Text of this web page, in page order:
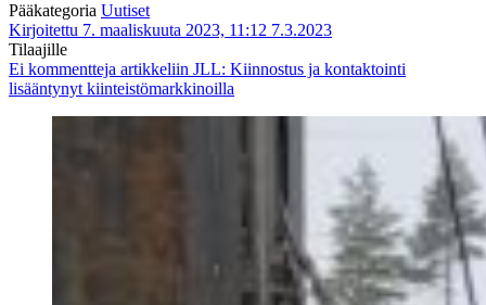
Pääkategoria Uutiset
Kirjoitettu 7. maaliskuuta 2023, 11:12 7.3.2023
Tilaajille
Ei kommentteja artikkeliin JLL: Kiinnostus ja kontaktointi
lisääntynyt kiinteistömarkkinoilla